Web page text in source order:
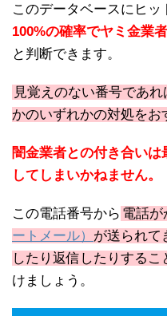
このデータベースにヒッ
100%の確率でヤミ金業
と判断できます。
見覚えのない番号であ
かのいずれかの対処をお
闇金業者との付き合い
してしまいかねません。
この電話番号から 電話が
ートメール） が送られて
したり返信したりするこ
けましょう。